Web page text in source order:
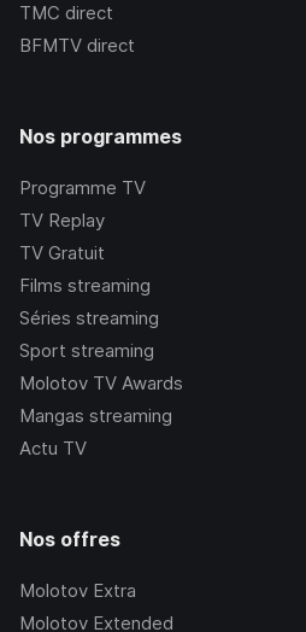
TMC direct
BFMTV direct
Nos programmes
Programme TV
TV Replay
TV Gratuit
Films streaming
Séries streaming
Sport streaming
Molotov TV Awards
Mangas streaming
Actu TV
Nos offres
Molotov Extra
Molotov Extended